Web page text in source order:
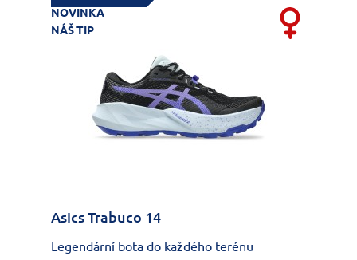
NOVINKA
NÁŠ TIP
Asics Trabuco 14
Legendární bota do každého terénu